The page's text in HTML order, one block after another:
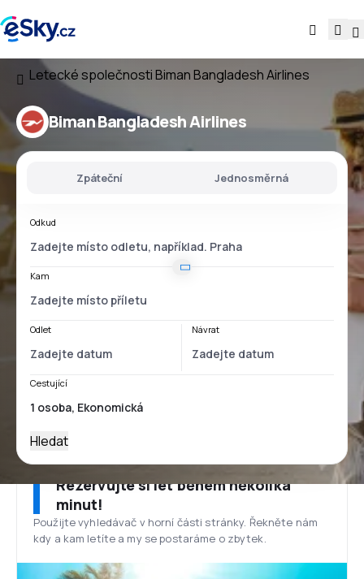
Letecké společnostiBiman Bangladesh Airlines
Biman Bangladesh Airlines
Zpáteční Jednosměrná
Odkud
Kam
Odlet Návrat
Cestující
Hledat
Rezervujte si let během několika
minut!
Použijte vyhledávač v horní části stránky. Řekněte nám
kdy a kam letíte a my se postaráme o zbytek.